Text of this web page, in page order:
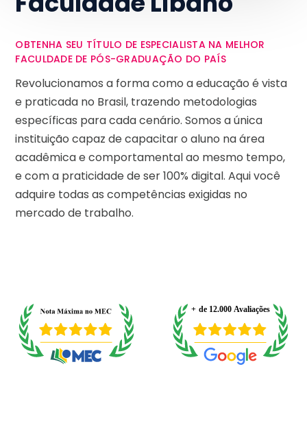
OBTENHA SEU TÍTULO DE ESPECIALISTA NA MELHOR
FACULDADE DE PÓS-GRADUAÇÃO DO PAÍS
Revolucionamos a forma como a educação é vista
e praticada no Brasil, trazendo metodologias
específicas para cada cenário. Somos a única
instituição capaz de capacitar o aluno na área
acadêmica e comportamental ao mesmo tempo,
e com a praticidade de ser 100% digital. Aqui você
adquire todas as competências exigidas no
mercado de trabalho.